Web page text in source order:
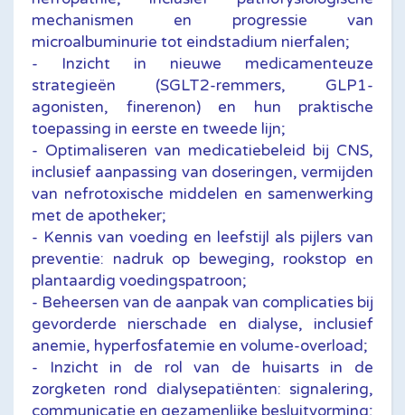
mechanismen en progressie van
microalbuminurie tot eindstadium nierfalen;
- Inzicht in nieuwe medicamenteuze
strategieën (SGLT2-remmers, GLP1-
agonisten, finerenon) en hun praktische
toepassing in eerste en tweede lijn;
- Optimaliseren van medicatiebeleid bij CNS,
inclusief aanpassing van doseringen, vermijden
van nefrotoxische middelen en samenwerking
met de apotheker;
- Kennis van voeding en leefstijl als pijlers van
preventie: nadruk op beweging, rookstop en
plantaardig voedingspatroon;
- Beheersen van de aanpak van complicaties bij
gevorderde nierschade en dialyse, inclusief
anemie, hyperfosfatemie en volume-overload;
- Inzicht in de rol van de huisarts in de
zorgketen rond dialysepatiënten: signalering,
communicatie en gezamenlijke besluitvorming;